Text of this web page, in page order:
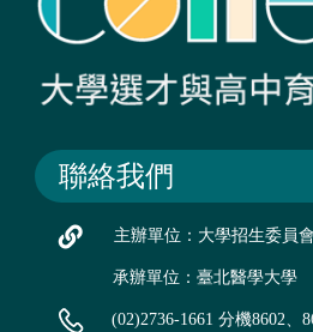
聯絡我們
主辦單位：大學招生委員
承辦單位：臺北醫學大學
(02)2736-1661 分機8602、